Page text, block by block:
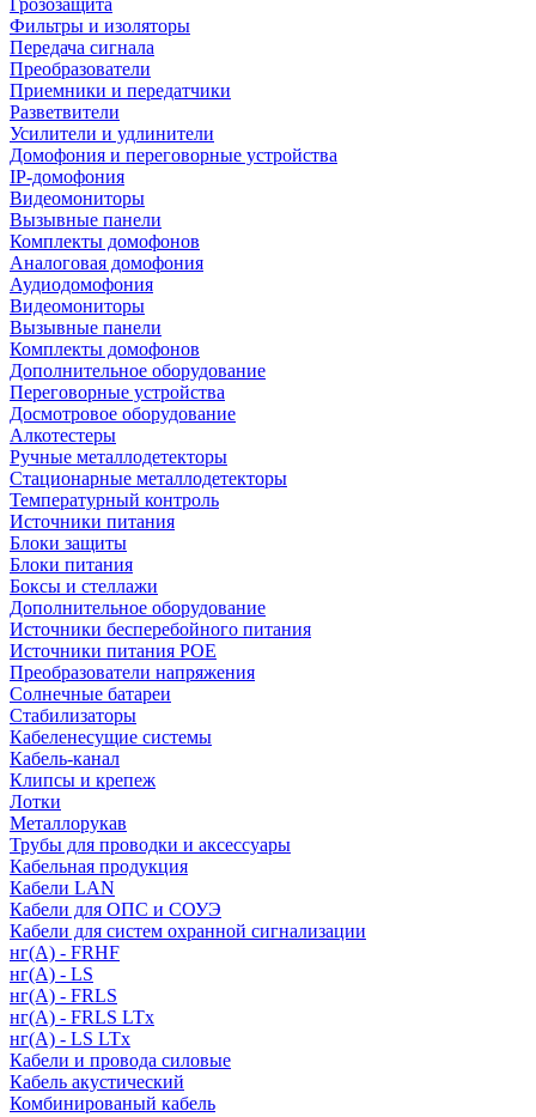
Грозозащита
Фильтры и изоляторы
Передача сигнала
Преобразователи
Приемники и передатчики
Разветвители
Усилители и удлинители
Домофония и переговорные устройства
IP-домофония
Видеомониторы
Вызывные панели
Комплекты домофонов
Аналоговая домофония
Аудиодомофония
Видеомониторы
Вызывные панели
Комплекты домофонов
Дополнительное оборудование
Переговорные устройства
Досмотровое оборудование
Алкотестеры
Ручные металлодетекторы
Стационарные металлодетекторы
Температурный контроль
Источники питания
Блоки защиты
Блоки питания
Боксы и стеллажи
Дополнительное оборудование
Источники бесперебойного питания
Источники питания POE
Преобразователи напряжения
Солнечные батареи
Стабилизаторы
Кабеленесущие системы
Кабель-канал
Клипсы и крепеж
Лотки
Металлорукав
Трубы для проводки и аксессуары
Кабельная продукция
Кабели LAN
Кабели для ОПС и СОУЭ
Кабели для систем охранной сигнализации
нг(A) - FRHF
нг(A) - LS
нг(А) - FRLS
нг(А) - FRLS LTx
нг(А) - LS LTx
Кабели и провода силовые
Кабель акустический
Комбинированый кабель